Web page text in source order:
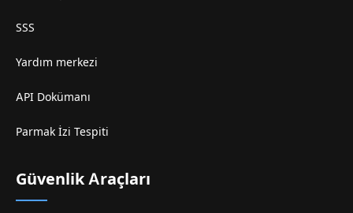
SSS
Yardım merkezi
API Dokümanı
Parmak İzi Tespiti
Güvenlik Araçları